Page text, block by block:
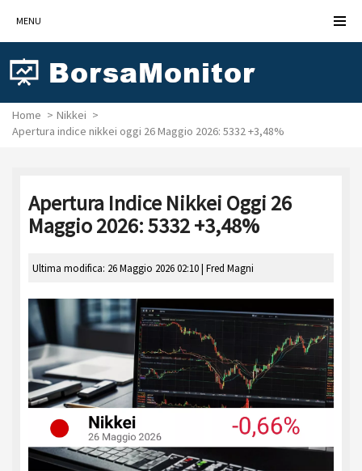
MENU
Home
Nikkei
Apertura indice nikkei oggi 26 Maggio 2026: 5332 +3,48%
Apertura Indice Nikkei Oggi 26
Maggio 2026: 5332 +3,48%
Ultima modifica: 26 Maggio 2026 02:10 | Fred Magni